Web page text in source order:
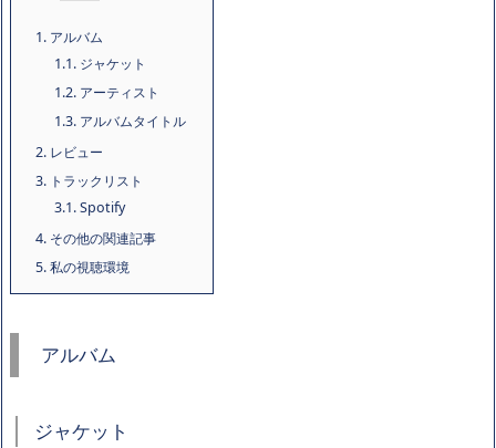
1. アルバム
1.1. ジャケット
1.2. アーティスト
1.3. アルバムタイトル
2. レビュー
3. トラックリスト
3.1.Spotify
4. その他の関連記事
5.私の視聴環境
アルバム
ジャケット